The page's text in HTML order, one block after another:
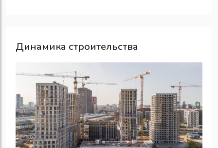
Динамика строительства